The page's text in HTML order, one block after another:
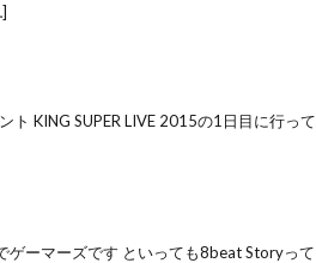
KING SUPER LIVE 2015の1日目に行って
ゲーマーズです といっても8beat Storyって